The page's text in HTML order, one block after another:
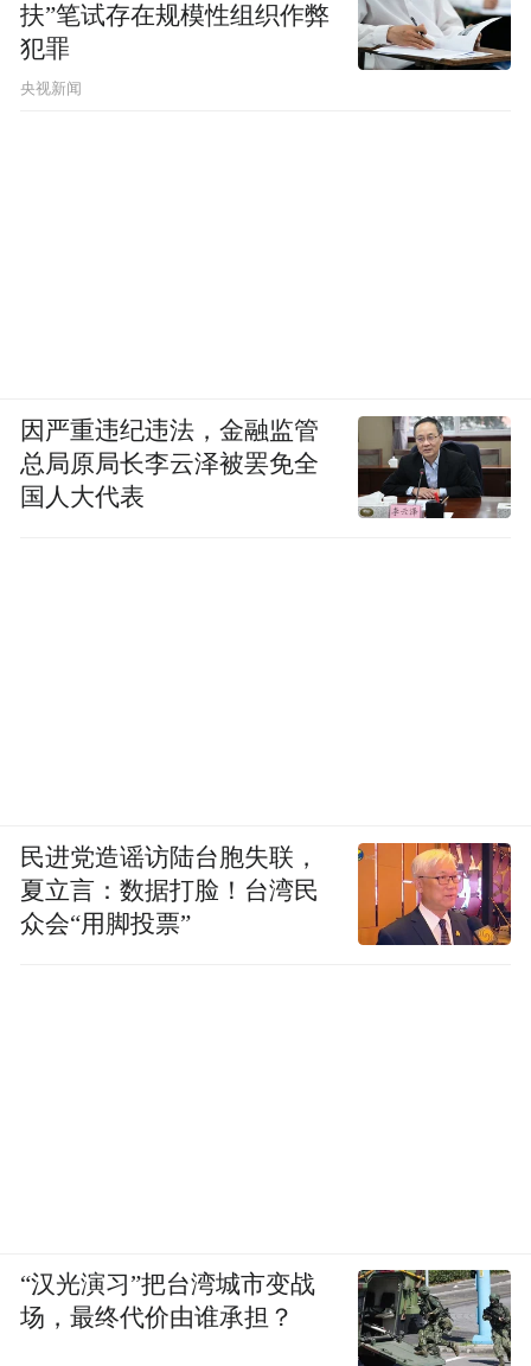
扶”笔试存在规模性组织作弊
犯罪
央视新闻
因严重违纪违法，金融监管
总局原局长李云泽被罢免全
国人大代表
民进党造谣访陆台胞失联，
夏立言：数据打脸！台湾民
众会“用脚投票”
“汉光演习”把台湾城市变战
场，最终代价由谁承担？